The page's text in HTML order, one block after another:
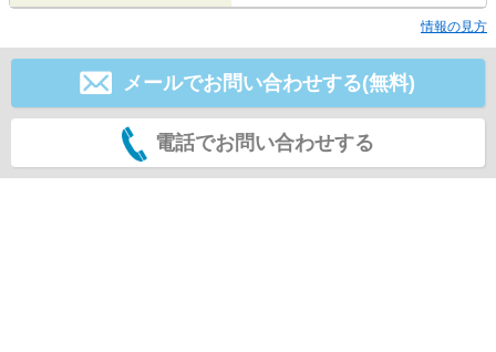
情報の見方
メールでお問い合わせする(無料)
電話でお問い合わせする